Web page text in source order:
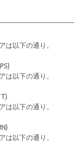
は以下の通り。
は以下の通り。
は以下の通り。
は以下の通り。